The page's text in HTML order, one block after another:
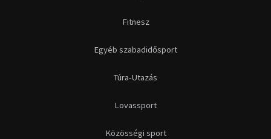
Fitnesz
Egyéb szabadidősport
Túra-Utazás
Lovassport
Közösségi sport